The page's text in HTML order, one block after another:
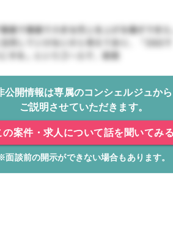
公開情報は専属のコンシェルジュから
ご説明させていただきます。
の案件・求人について話を聞いてみる
面談前の開示ができない場合もあります。